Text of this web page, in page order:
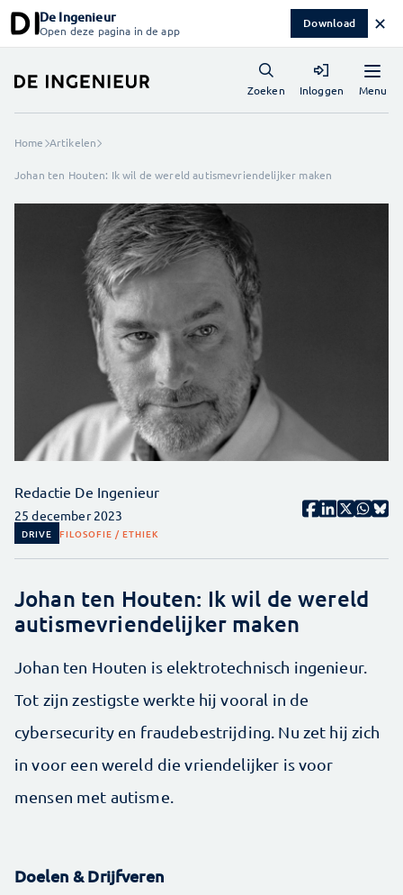
De Ingenieur
Open deze pagina in de app Download ✕
Menu
Zoeken Inloggen
Home Artikelen
Johan ten Houten: Ik wil de wereld autismevriendelijker maken
Redactie De Ingenieur
25 december 2023
DRIVE FILOSOFIE / ETHIEK
Johan ten Houten: Ik wil de wereld
autismevriendelijker maken
Johan ten Houten is elektrotechnisch ingenieur.
Tot zijn zestigste werkte hij vooral in de
cybersecurity en fraudebestrijding. Nu zet hij zich
in voor een wereld die vriendelijker is voor
mensen met autisme.
Doelen & Drijfveren